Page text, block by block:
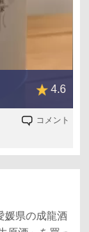
4.6
コメント
媛県の成龍酒